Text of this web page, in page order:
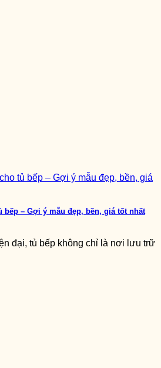
bếp – Gợi ý mẫu đẹp, bền, giá tốt nhất
đại, tủ bếp không chỉ là nơi lưu trữ